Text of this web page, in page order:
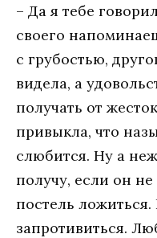
– Да я тебе
своего
с грубостью,
видела, а
получать от
привыкла, что
слюбится. Ну а
получу, если он
постель
запротивиться.